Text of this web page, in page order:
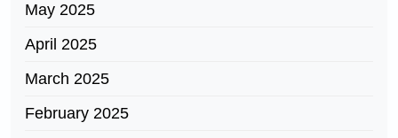
May 2025
April 2025
March 2025
February 2025